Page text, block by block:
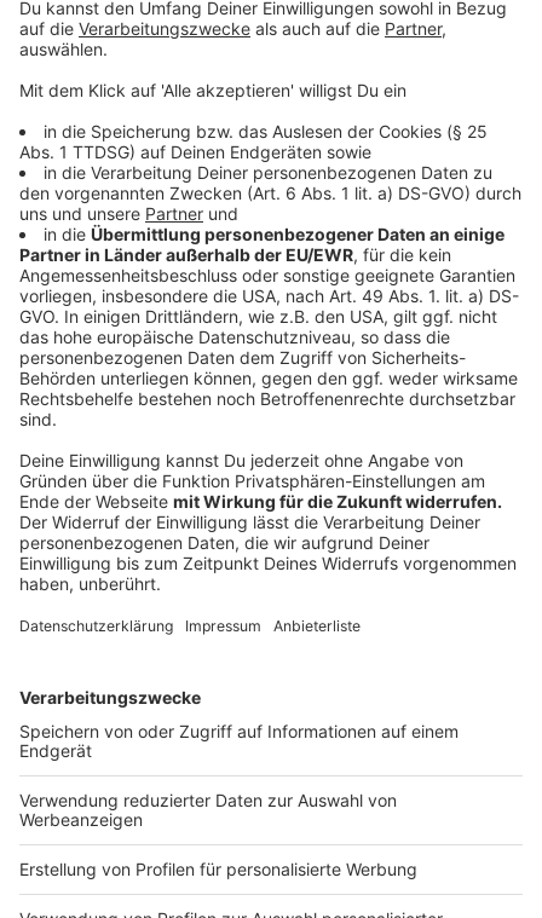
Anzeige
Anzeige
Die Münsteranerinnen und Münsteraner zeigen
schon heute, wie wichtig ihnen klimaschonende
Mobilität ist. Mehr als 400 000 Wege werden in
unserer Stadt pro Tag auf dem Fahrrad
zurückgelegt. Das ist eine beeindruckende Zahl
und die beste Voraussetzung, um während des
sammeln.
Oberbürgermeister Markus Lewe
Anzeige
Anzeige
Auf lokaler Ebene wird das Team mit der besten
Kilometerleistung pro Kopf und mindestens zehn
aktiven Radelnden prämiert, ebenso die drei Radelnden
mit den besten Einzelleistungen. Nachdem die
Kilometernachtragefrist abgelaufen ist, nehmen die